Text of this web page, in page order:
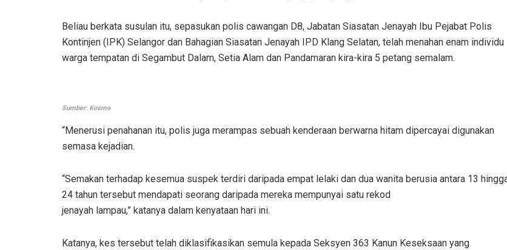
Beliau berkata susulan itu, sepasukan polis cawangan D8, Jabatan Siasatan Jenayah Ibu Pejabat Polis
Kontinjen (IPK) Selangor dan Bahagian Siasatan Jenayah IPD Klang Selatan, telah menahan enam individu
warga tempatan di Segambut Dalam, Setia Alam dan Pandamaran kira-kira 5 petang semalam.
Sumber: Kosmo
“Menerusi penahanan itu, polis juga merampas sebuah kenderaan berwarna hitam dipercayai digunakan
semasa kejadian.
“Semakan terhadap kesemua suspek terdiri daripada empat lelaki dan dua wanita berusia antara 13
24 tahun tersebut mendapati seorang daripada mereka mempunyai satu rekod
jenayah lampau,” katanya dalam kenyataan hari ini.
Katanya, kes tersebut telah diklasifikasikan semula kepada Seksyen 363 Kanun Keseksaan yang